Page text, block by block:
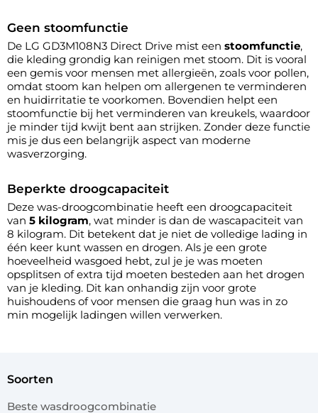
Geen stoomfunctie
De LG GD3M108N3 Direct Drive mist een stoomfunctie,
die kleding grondig kan reinigen met stoom. Dit is vooral
een gemis voor mensen met allergieën, zoals voor pollen,
omdat stoom kan helpen om allergenen te verminderen
en huidirritatie te voorkomen. Bovendien helpt een
stoomfunctie bij het verminderen van kreukels, waardoor
je minder tijd kwijt bent aan strijken. Zonder deze functie
mis je dus een belangrijk aspect van moderne
wasverzorging.
Beperkte droogcapaciteit
Deze was-droogcombinatie heeft een droogcapaciteit
van 5 kilogram, wat minder is dan de wascapaciteit van
8 kilogram. Dit betekent dat je niet de volledige lading in
één keer kunt wassen en drogen. Als je een grote
hoeveelheid wasgoed hebt, zul je je was moeten
opsplitsen of extra tijd moeten besteden aan het drogen
van je kleding. Dit kan onhandig zijn voor grote
huishoudens of voor mensen die graag hun was in zo
min mogelijk ladingen willen verwerken.
soorten
Beste wasdroogcombinatie